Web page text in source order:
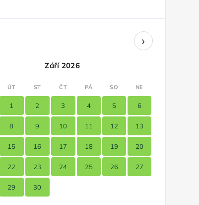
›
Září 2026
ÚT ST ČT PÁ SO NE
1 2 3 4 5 6
8 9 10 11 12 13
15 16 17 18 19 20
22 23 24 25 26 27
29 30